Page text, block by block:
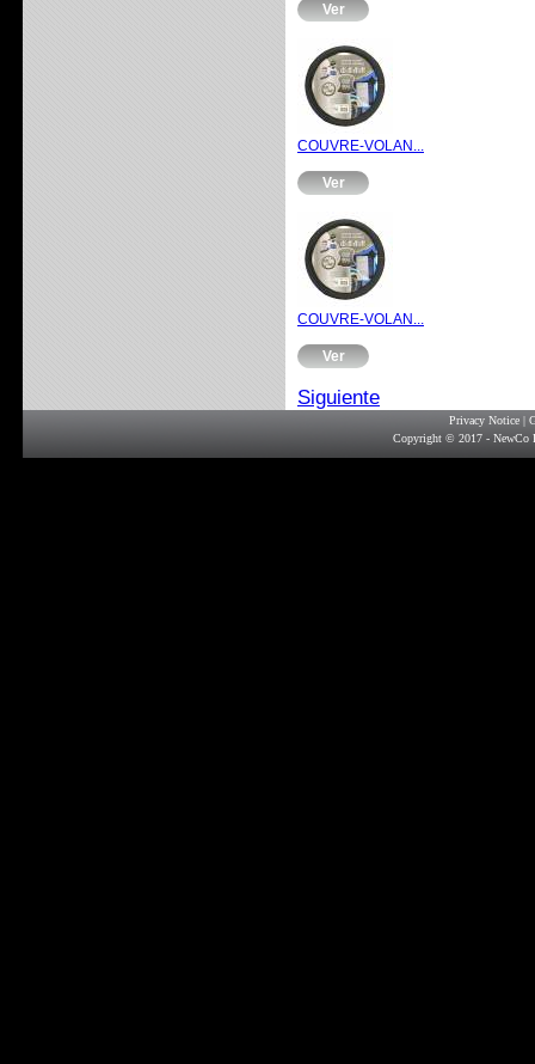
Ver
COUVRE-VOLAN...
Ver
COUVRE-VOLAN...
Ver
Siguiente
Privacy Notice |
Copyright © 2017 - NewCo